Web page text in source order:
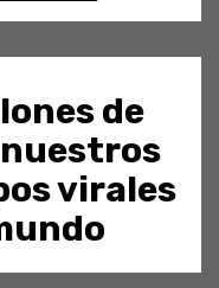
de
virales